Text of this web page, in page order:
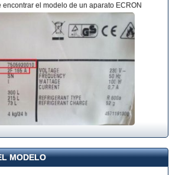
el modelo de un aparato ECRON
MODELO